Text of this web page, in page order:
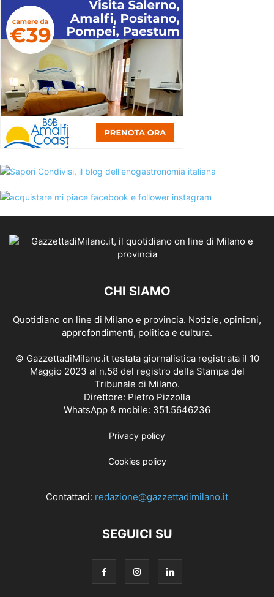
CHI SIAMO
Quotidiano on line di Milano e provincia. Notizie, opinioni,
approfondimenti, politica e cultura.
© GazzettadiMilano.it testata giornalistica registrata il 10
Maggio 2023 al n.58 del registro della Stampa del
Tribunale di Milano.
Direttore: Pietro Pizzolla
WhatsApp & mobile: 351.5646236
Privacy policy
Cookies policy
Contattaci: redazione@gazzettadimilano.it
SEGUICI SU